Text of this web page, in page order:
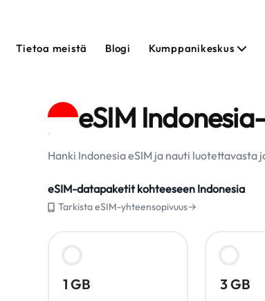
Tietoa meistä Blogi Kumppanikeskus
eSIM
Hanki Indonesia eSIM ja nauti
eSIM-datapaketit kohteeseen Indonesia
Tarkista eSIM-yhteensopivuus→
1 GB 3 GB